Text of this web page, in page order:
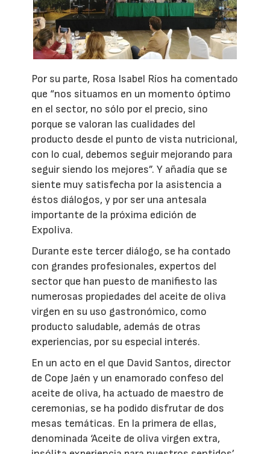
Por su parte, Rosa Isabel Ríos ha comentado
que “nos situamos en un momento óptimo
en el sector, no sólo por el precio, sino
porque se valoran las cualidades del
producto desde el punto de vista nutricional,
con lo cual, debemos seguir mejorando para
seguir siendo los mejores”. Y añadía que se
siente muy satisfecha por la asistencia a
éstos diálogos, y por ser una antesala
importante de la próxima edición de
Expoliva.
Durante este tercer diálogo, se ha contado
con grandes profesionales, expertos del
sector que han puesto de manifiesto las
numerosas propiedades del aceite de oliva
virgen en su uso gastronómico, como
producto saludable, además de otras
experiencias, por su especial interés.
En un acto en el que David Santos, director
de Cope Jaén y un enamorado confeso del
aceite de oliva, ha actuado de maestro de
ceremonias, se ha podido disfrutar de dos
mesas temáticas. En la primera de ellas,
denominada ‘Aceite de oliva virgen extra,